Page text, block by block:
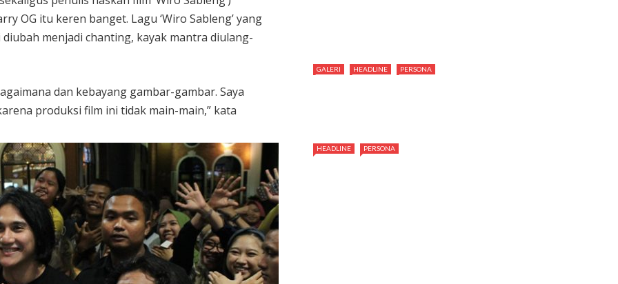
OG itu keren banget. Lagu ‘Wiro Sableng’ yang
menjadi chanting, kayak mantra diulang-
dan kebayang gambar-gambar. Saya
produksi film ini tidak main-main,” kata
GALERI HEADLINE PERSONA
HEADLINE PERSONA